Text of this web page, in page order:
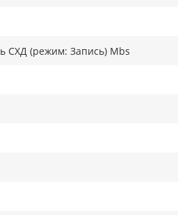
СХД (режим: Запись) Mbs